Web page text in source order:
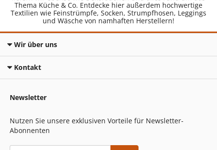
Thema Küche & Co. Entdecke hier außerdem hochwertige
Textilien wie Feinstrümpfe, Socken, Strumpfhosen, Leggings
und Wäsche von namhaften Herstellern!
Wir über uns
Kontakt
Newsletter
Nutzen Sie unsere exklusiven Vorteile für Newsletter-
Abonnenten